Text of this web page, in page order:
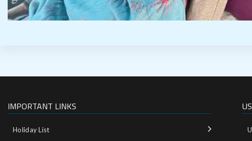
IMPORTANT LINKS
Holiday List